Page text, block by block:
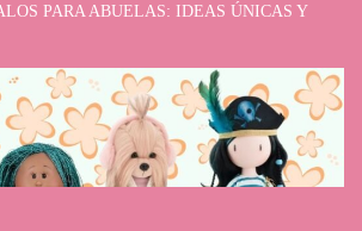
PARA ABUELAS: IDEAS ÚNICAS Y